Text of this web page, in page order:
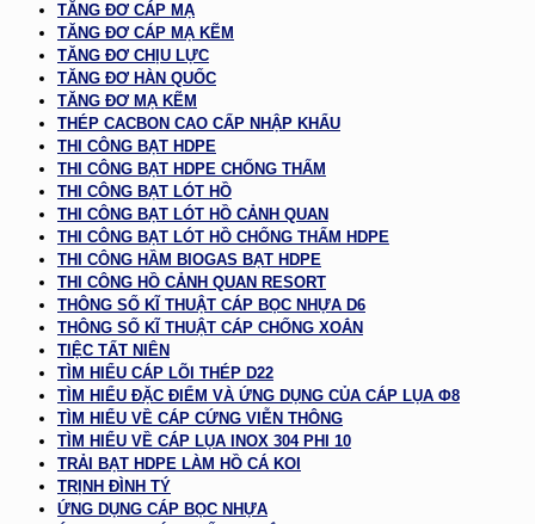
TĂNG ĐƠ CÁP MẠ
TĂNG ĐƠ CÁP MẠ KẼM
TĂNG ĐƠ CHỊU LỰC
TĂNG ĐƠ HÀN QUỐC
TĂNG ĐƠ MẠ KẼM
THÉP CACBON CAO CẤP NHẬP KHẨU
THI CÔNG BẠT HDPE
THI CÔNG BẠT HDPE CHỐNG THẤM
THI CÔNG BẠT LÓT HỒ
THI CÔNG BẠT LÓT HỒ CẢNH QUAN
THI CÔNG BẠT LÓT HỒ CHỐNG THẤM HDPE
THI CÔNG HẦM BIOGAS BẠT HDPE
THI CÔNG HỒ CẢNH QUAN RESORT
THÔNG SỐ KĨ THUẬT CÁP BỌC NHỰA D6
THÔNG SỐ KĨ THUẬT CÁP CHỐNG XOẮN
TIỆC TẤT NIÊN
TÌM HIỂU CÁP LÕI THÉP D22
TÌM HIỂU ĐẶC ĐIỂM VÀ ỨNG DỤNG CỦA CÁP LỤA Φ8
TÌM HIỂU VỀ CÁP CỨNG VIỄN THÔNG
TÌM HIỂU VỀ CÁP LỤA INOX 304 PHI 10
TRẢI BẠT HDPE LÀM HỒ CÁ KOI
TRỊNH ĐÌNH TÝ
ỨNG DỤNG CÁP BỌC NHỰA